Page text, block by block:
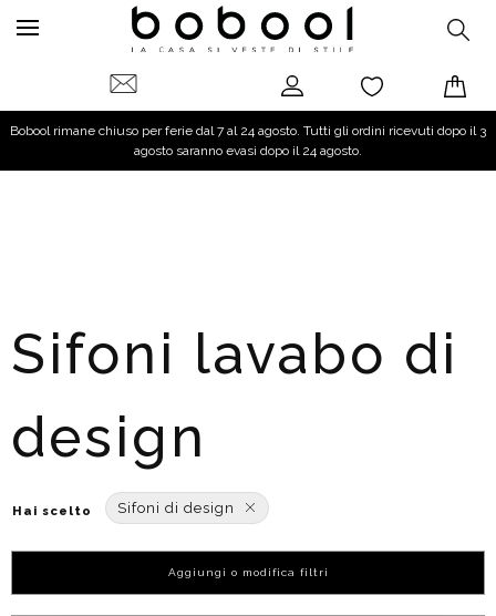
Bobool rimane chiuso per ferie dal 7 al 24 agosto. Tutti gli ordini ricevuti dopo il 3
agosto saranno evasi dopo il 24 agosto.
Sifoni lavabo di
design
Hai scelto Sifoni di design
Aggiungi o modifica filtri